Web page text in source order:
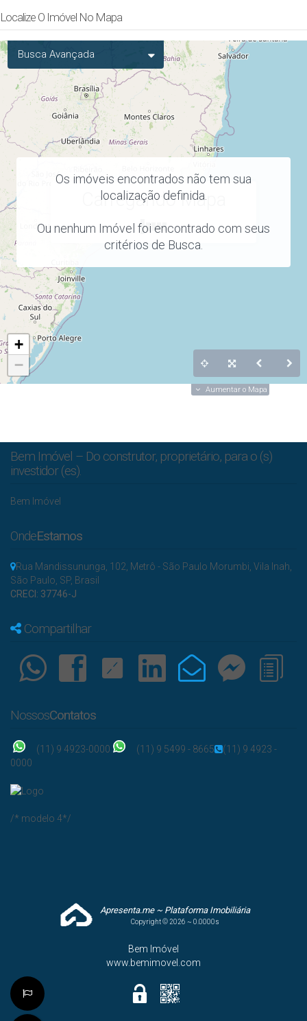
Localize O Imóvel No Mapa
+
−
Carregando Mapa
Os imóveis encontrados não tem sua
localização definida.
Ou nenhum Imóvel foi encontrado com seus
critérios de Busca.
Aumentar o Mapa
Busca Avançada
Bem Imóvel – Do construtor, proprietário, para o (s)
investidor (es).
Bem Imóvel
OndeEstamos
Rua Mandissununga 102 Metrô - São Paulo Morumbi Vila Inah
São Paulo SP, Brasil
CRECI: 37746-J
Compartilhar
NossosContatos
(11) 9 4923-0000 (11) 9 5499 - 8665
(11) 9 4923 -
0000
/* modelo 4*/
Apresenta.me ~ Plataforma Imobiliária
Copyright © 2026 ~ 0.0000s
Bem Imóvel
www.bemimovel.com